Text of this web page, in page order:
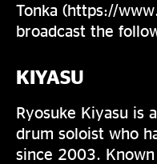
Tonka (https://
broadcast the
KIYASU
Ryosuke Kiyasu is
drum soloist who
since 2003.